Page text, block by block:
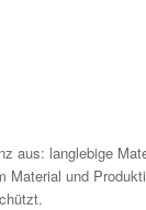
aus: langlebige
Material und